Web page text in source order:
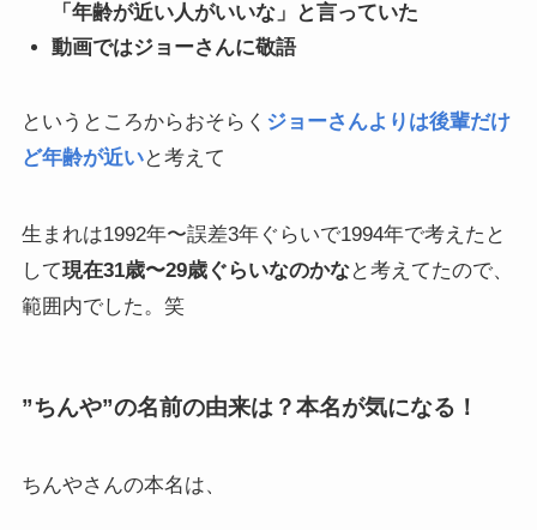
「年齢が近い人がいいな」と言っていた
動画ではジョーさんに敬語
というところからおそらく ジョーさんよりは後輩だけ
ど年齢が近いと考えて
生まれは1992年〜誤差3年ぐらいで1994年で考えたと
して現在31歳〜29歳ぐらいなのかなと考えてたので、
範囲内でした。笑
”ちんや”の名前の由来は？本名が気になる！
ちんやさんの本名は、